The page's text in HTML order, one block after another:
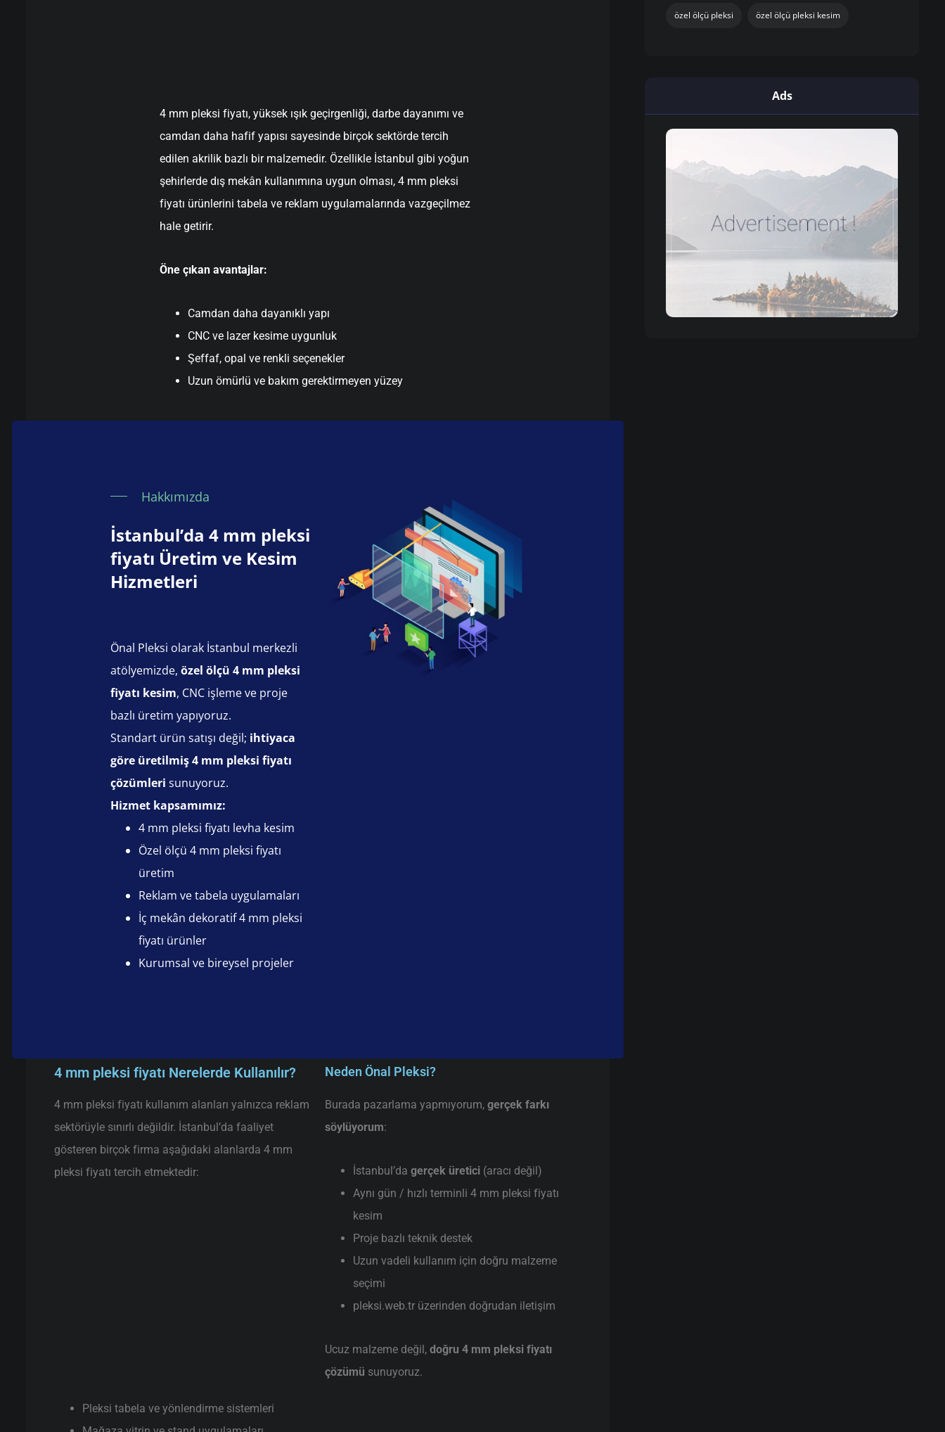
4 mm pleksi fiyatı, yüksek ışık geçirgenliği, darbe dayanımı ve
camdan daha hafif yapısı sayesinde birçok sektörde tercih
edilen akrilik bazlı bir malzemedir. Özellikle İstanbul gibi yoğun
şehirlerde dış mekân kullanımına uygun olması, 4 mm pleksi
fiyatı ürünlerini tabela ve reklam uygulamalarında vazgeçilmez
hale getirir.
Öne çıkan avantajlar:
Camdan daha dayanıklı yapı
CNC ve lazer kesime uygunluk
Şeffaf, opal ve renkli seçenekler
Uzun ömürlü ve bakım gerektirmeyen yüzey
Hakkımızda
İstanbul’da 4 mm pleksi
fiyatı Üretim ve Kesim
Hizmetleri
Önal Pleksi olarak İstanbul merkezli
atölyemizde, özel ölçü 4 mm pleksi
fiyatı kesim, CNC işleme ve proje
bazlı üretim yapıyoruz.
Standart ürün satışı değil; ihtiyaca
göre üretilmiş 4 mm pleksi fiyatı
çözümleri sunuyoruz.
Hizmet kapsamımız:
4 mm pleksi fiyatı levha kesim
Özel ölçü 4 mm pleksi fiyatı
üretim
Reklam ve tabela uygulamaları
İç mekân dekoratif 4 mm pleksi
fiyatı ürünler
Kurumsal ve bireysel projeler
4 mm pleksi fiyatı Nerelerde Kullanılır? Neden Önal Pleksi?
4 mm pleksi fiyatı kullanım alanları yalnızca reklam
sektörüyle sınırlı değildir. İstanbul’da faaliyet
gösteren birçok firma aşağıdaki alanlarda 4 mm
pleksi fiyatı tercih etmektedir:
Burada pazarlama yapmıyorum, gerçek farkı
söylüyorum:
İstanbul’da gerçek üretici(aracı değil)
Aynı gün / hızlı terminli 4 mm pleksi fiyatı
kesim
Proje bazlı teknik destek
Uzun vadeli kullanım için doğru malzeme
seçimi
pleksi.web.tr üzerinden doğrudan iletişim
Ucuz malzeme değil, doğru 4 mm pleksi fiyatı
çözümü sunuyoruz.
Pleksi tabela ve yönlendirme sistemleri
özel ölçü pleksi özel ölçü pleksi kesim
Ads